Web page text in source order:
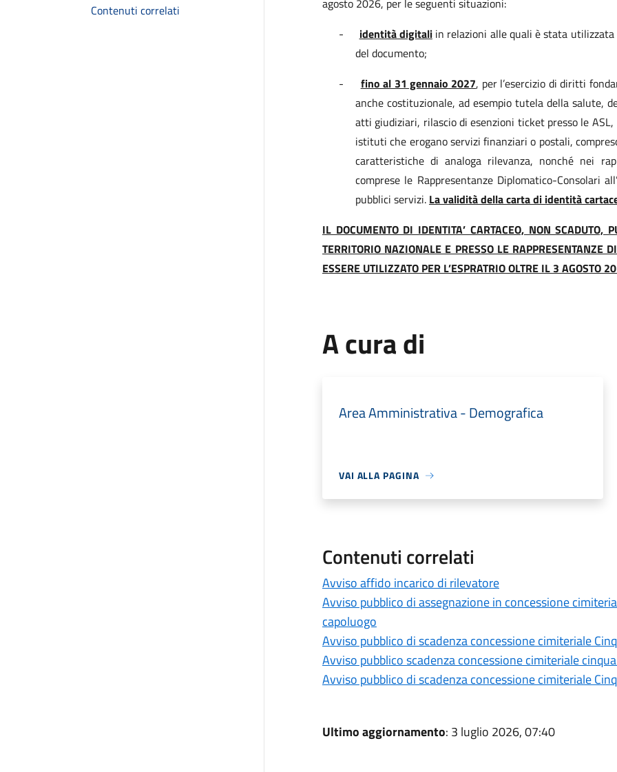
Contenuti correlati
agosto 2026, per le seguenti situazioni:
-
identità digitaliin relazioni alle quali è stata utilizzata
del documento;
-
fino al 31 gennaio 2027, per l’esercizio di diritti
anche costituzionale, ad esempio tutela della salute,
atti giudiziari, rilascio di esenzioni ticket presso le
istituti che erogano servizi finanziari o postali,
caratteristiche di analoga rilevanza, nonché nei
comprese le Rappresentanze Diplomatico-Consolari
pubblici servizi. La validità della carta di identità
IL DOCUMENTO DI IDENTITA’ CARTACEO, NON SCADUTO,
TERRITORIO NAZIONALE E PRESSO LE RAPPRESENTANZE
ESSERE UTILIZZATO PER L’ESPRATRIO OLTRE IL 3 AGOSTO
A cura di
Area Amministrativa - Demografica
VAI ALLA PAGINA
Contenuti correlati
Avviso affido incarico di rilevatore
Avviso pubblico di assegnazione in concessione
capoluogo
Avviso pubblico di scadenza concessione cimiteriale
Avviso pubblico scadenza concessione cimiteriale
Avviso pubblico di scadenza concessione cimiteriale
Ultimo aggiornamento: 3 luglio 2026, 07:40